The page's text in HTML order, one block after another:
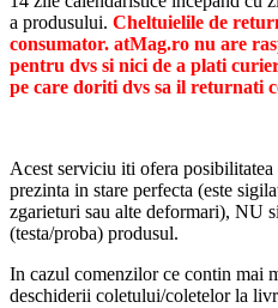
a produsului. Cheltuielile de
consumator. atMag.ro nu are
pentru dvs si nici de a plati
pe care doriti dvs sa il returnati
Acest serviciu iti ofera posibilitatea
prezinta in stare perfecta (este
zgarieturi sau alte deformari), NU
(testa/proba) produsul.
In cazul comenzilor ce contin mai
deschiderii coletului/coletelor la